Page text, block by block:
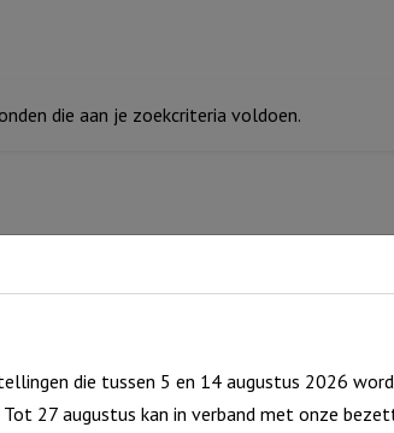
die aan je zoekcriteria voldoen.
die tussen 5 en 14 augustus 2026
27 augustus kan in verband met onze